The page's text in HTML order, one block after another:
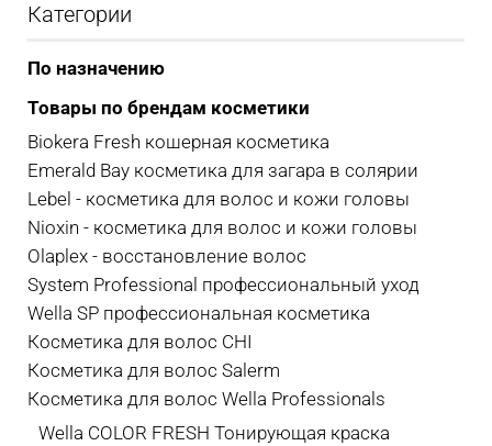
Категории
По назначению
Товары по брендам косметики
Biokera Fresh кошерная косметика
Emerald Bay косметика для загара в солярии
Lebel - косметика для волос и кожи головы
Nioxin - косметика для волос и кожи головы
Olaplex - восстановление волос
System Professional профессиональный уход
Wella SP профессиональная косметика
Косметика для волос CHI
Косметика для волос Salerm
Косметика для волос Wella Professionals
Wella COLOR FRESH Тонирующая краска